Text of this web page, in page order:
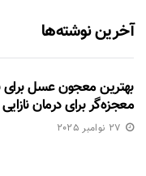
آخرین نوشته‌ها
بهترین معجون عسل برای
معجزه‌گر برای درمان نازایی
27 نوامبر 2025